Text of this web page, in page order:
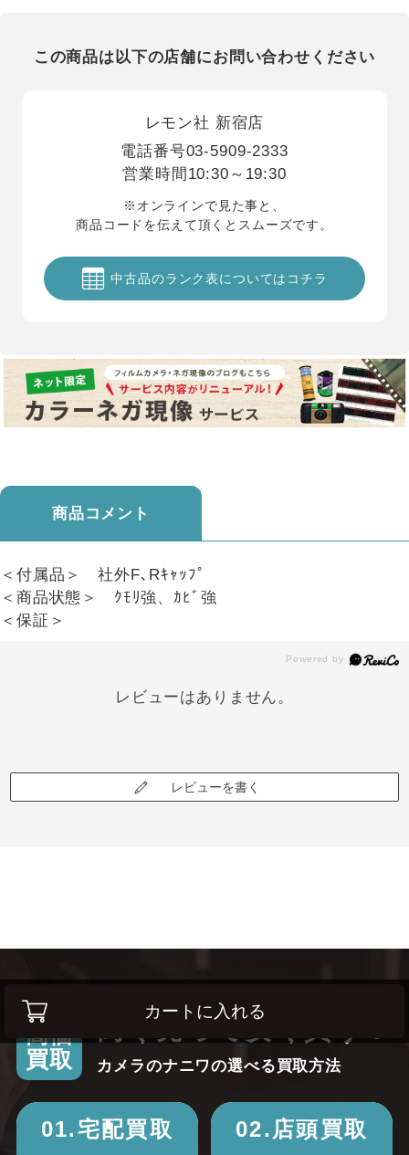
カートに入れる
この商品は以下の店舗にお問い合わせください
レモン社 新宿店
電話番号03-5909-2333
営業時間 10:30～19:30
※オンラインで見た事と、
商品コードを伝えて頂くとスムーズです。
中古品のランク表についてはコチラ
商品コメント
＜付属品＞ 社外F､Rｷｬｯﾌﾟ
＜商品状態＞ ｸﾓﾘ強、ｶﾋﾞ強
＜保証＞
レビューはありません。
レビューを書く
高価
買取
高く売って安く買う！
カメラのナニワの選べる買取方法
01.宅配買取 02.店頭買取